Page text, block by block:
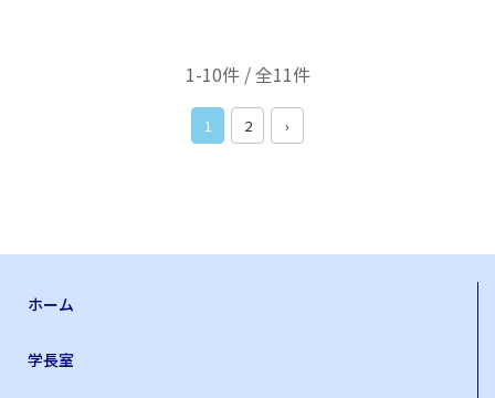
1-10件 / 全11件
1 2 ›
ホーム
学長室